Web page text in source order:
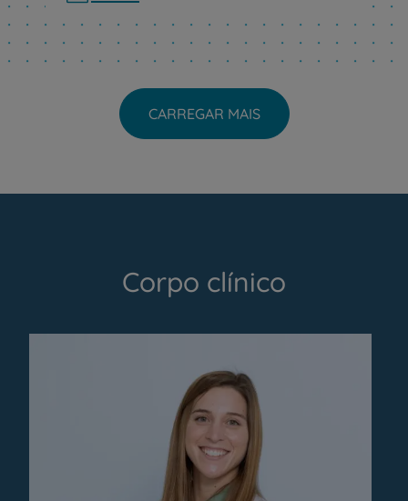
CARREGAR MAIS
Corpo clínico